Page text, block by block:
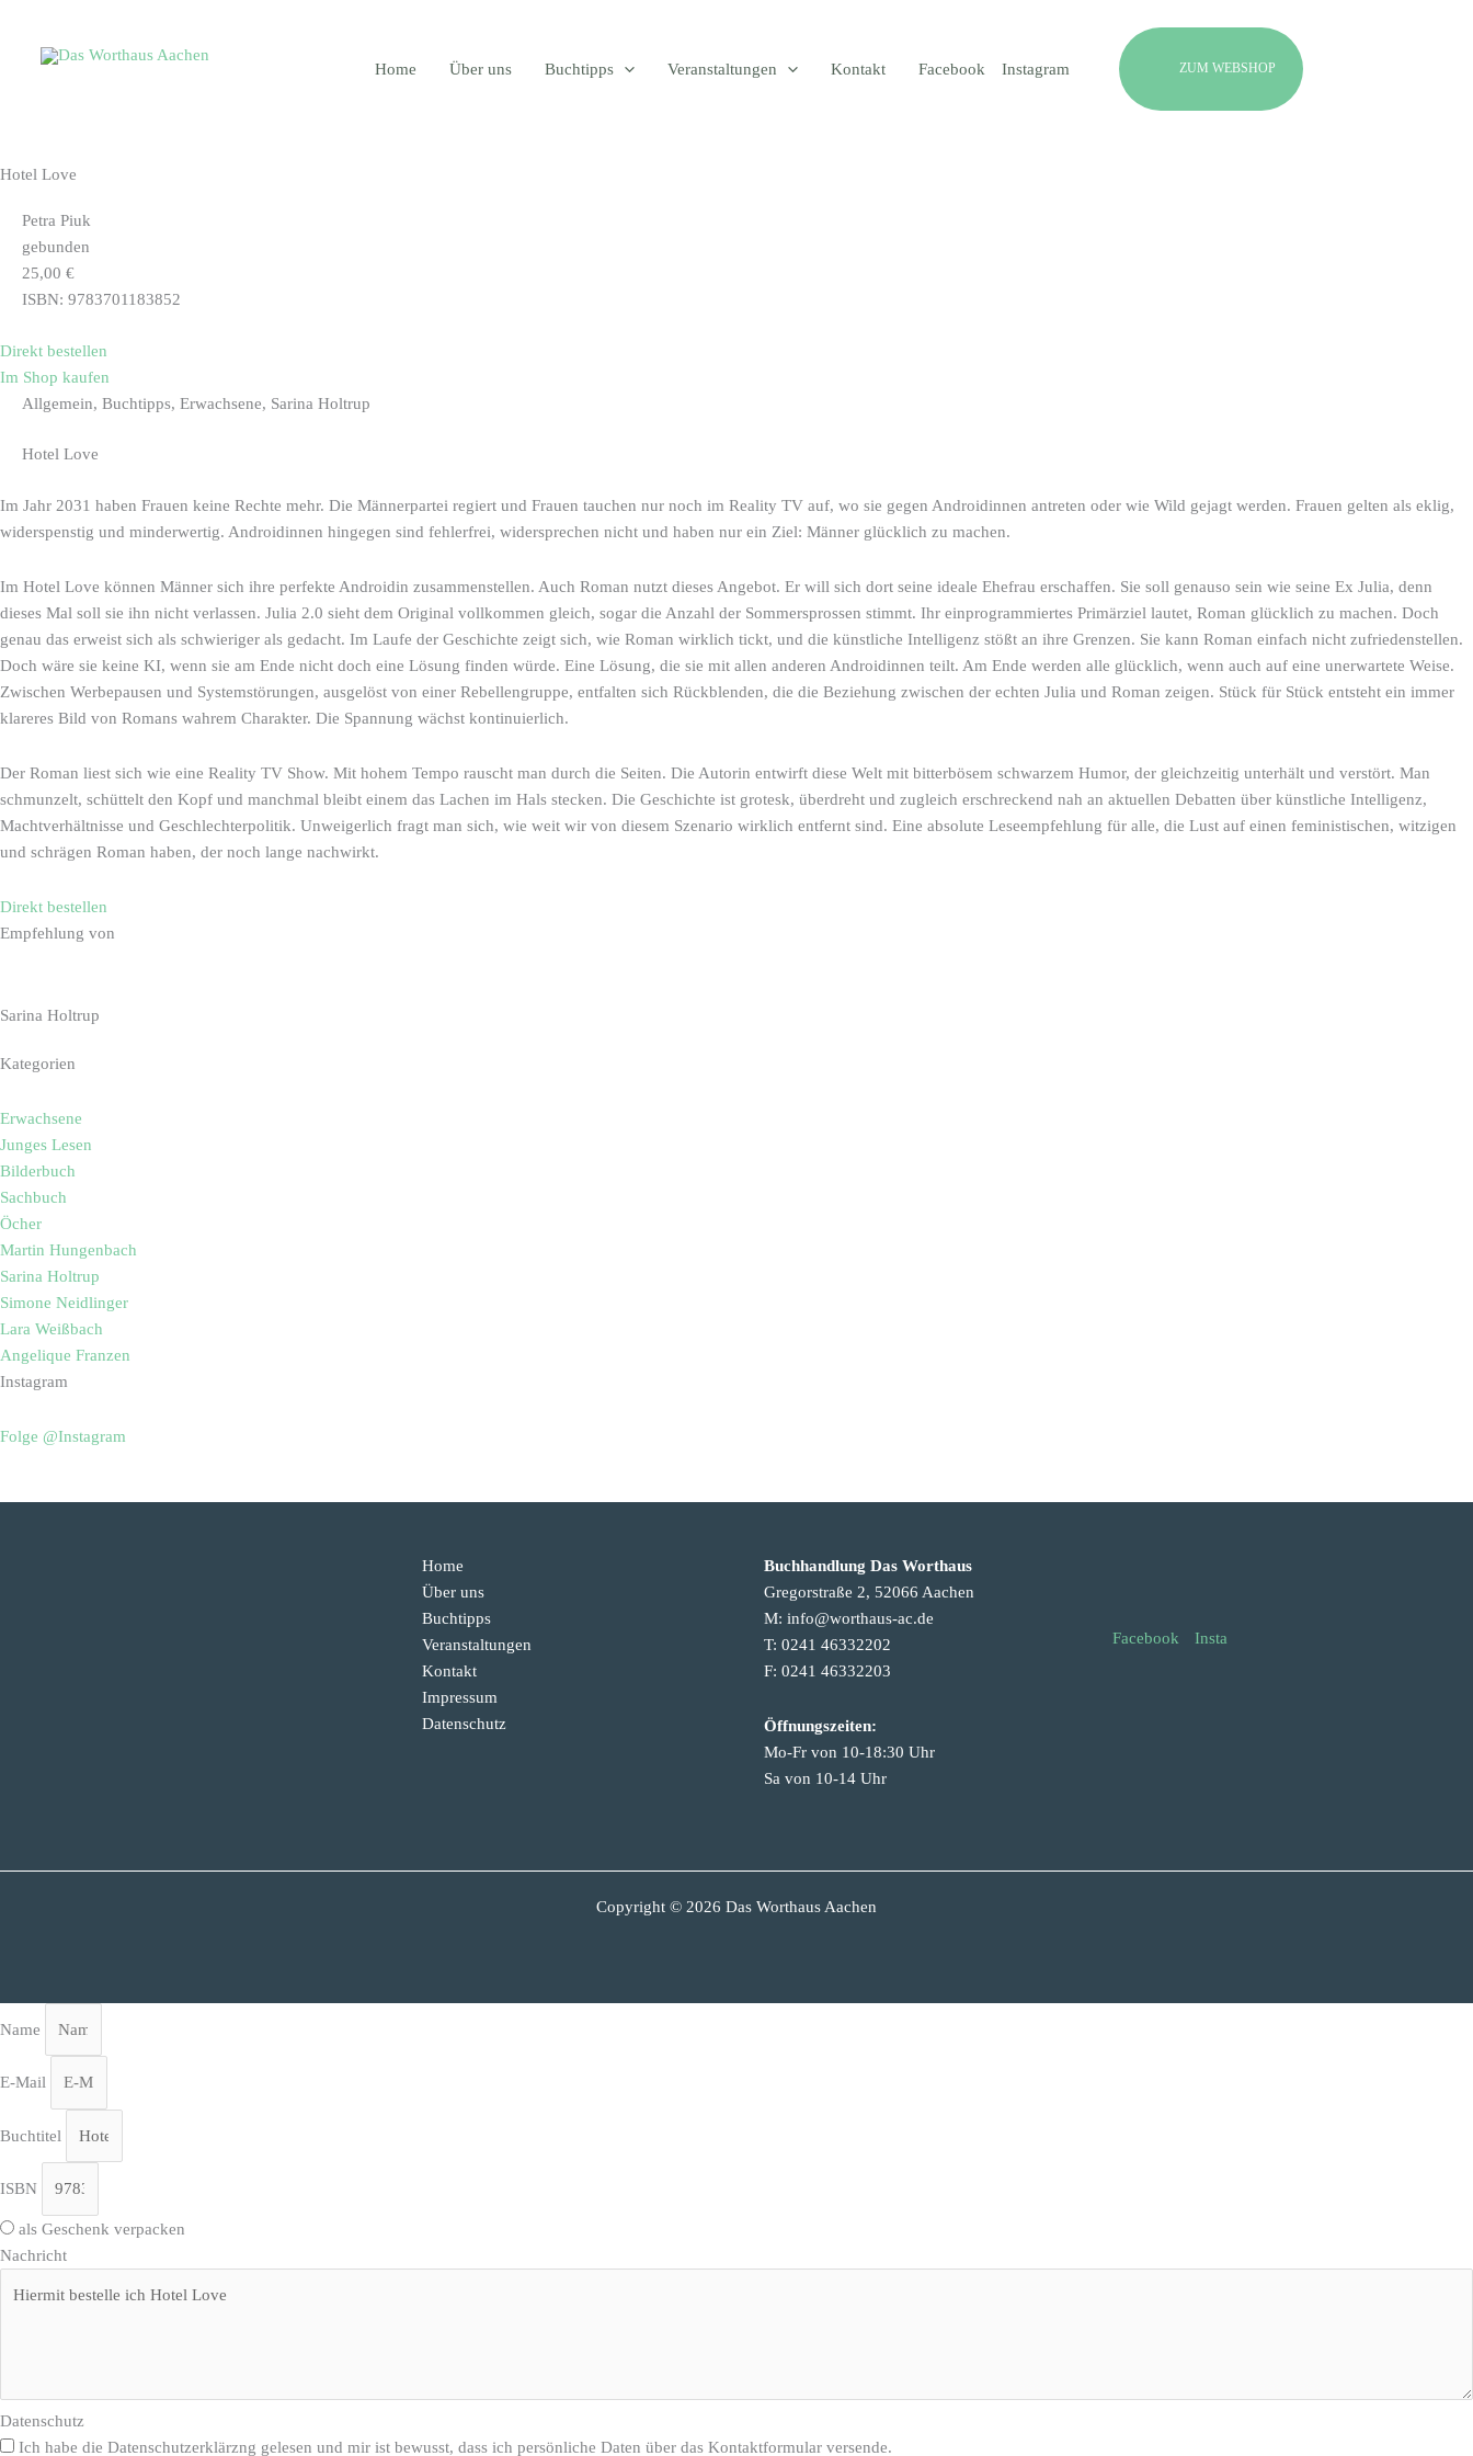
springen
Home Über uns Buchtipps Veranstaltungen Kontakt Facebook Instagram ZUM WEBSHOP
Hotel Love
Petra Piuk
gebunden
25,00 €
ISBN: 9783701183852
Direkt bestellen
Im Shop kaufen
Allgemein, Buchtipps, Erwachsene, Sarina Holtrup
Hotel Love
Im Jahr 2031 haben Frauen keine Rechte mehr. Die Männerpartei regiert und Frauen tauchen nur noch im Reality TV auf, wo sie gegen Androidinnen antreten oder wie Wild gejagt werden. Frauen gelten als eklig,
widerspenstig und minderwertig. Androidinnen hingegen sind fehlerfrei, widersprechen nicht und haben nur ein Ziel: Männer glücklich zu machen.
Im Hotel Love können Männer sich ihre perfekte Androidin zusammenstellen. Auch Roman nutzt dieses Angebot. Er will sich dort seine ideale Ehefrau erschaffen. Sie soll genauso sein wie seine Ex Julia, denn
dieses Mal soll sie ihn nicht verlassen. Julia 2.0 sieht dem Original vollkommen gleich, sogar die Anzahl der Sommersprossen stimmt. Ihr einprogrammiertes Primärziel lautet, Roman glücklich zu machen. Doch
genau das erweist sich als schwieriger als gedacht. Im Laufe der Geschichte zeigt sich, wie Roman wirklich tickt, und die künstliche Intelligenz stößt an ihre Grenzen. Sie kann Roman einfach nicht zufriedenstellen.
Doch wäre sie keine KI, wenn sie am Ende nicht doch eine Lösung finden würde. Eine Lösung, die sie mit allen anderen Androidinnen teilt. Am Ende werden alle glücklich, wenn auch auf eine unerwartete Weise.
Zwischen Werbepausen und Systemstörungen, ausgelöst von einer Rebellengruppe, entfalten sich Rückblenden, die die Beziehung zwischen der echten Julia und Roman zeigen. Stück für Stück entsteht ein immer
klareres Bild von Romans wahrem Charakter. Die Spannung wächst kontinuierlich.
Der Roman liest sich wie eine Reality TV Show. Mit hohem Tempo rauscht man durch die Seiten. Die Autorin entwirft diese Welt mit bitterbösem schwarzem Humor, der gleichzeitig unterhält und verstört. Man
schmunzelt, schüttelt den Kopf und manchmal bleibt einem das Lachen im Hals stecken. Die Geschichte ist grotesk, überdreht und zugleich erschreckend nah an aktuellen Debatten über künstliche Intelligenz,
Machtverhältnisse und Geschlechterpolitik. Unweigerlich fragt man sich, wie weit wir von diesem Szenario wirklich entfernt sind. Eine absolute Leseempfehlung für alle, die Lust auf einen feministischen, witzigen
und schrägen Roman haben, der noch lange nachwirkt.
Direkt bestellen
Empfehlung von
Sarina Holtrup
Kategorien
Erwachsene
Junges Lesen
Bilderbuch
Sachbuch
Öcher
Martin Hungenbach
Sarina Holtrup
Simone Neidlinger
Lara Weißbach
Angelique Franzen
Instagram
Folge @Instagram
Home
Über uns
Buchtipps
Veranstaltungen
Kontakt
Impressum
Datenschutz
Buchhandlung Das Worthaus
Gregorstraße 2, 52066 Aachen
M: info@worthaus-ac.de
T: 0241 46332202
F: 0241 46332203
Öffnungszeiten:
Mo-Fr von 10-18:30 Uhr
Sa von 10-14 Uhr
Facebook Insta
Copyright © 2026 Das Worthaus Aachen
Name
E-Mail
Buchtitel
ISBN
als Geschenk verpacken
Nachricht
Datenschutz
Ich habe die Datenschutzerklärzng gelesen und mir ist bewusst, dass ich persönliche Daten über das Kontaktformular versende.